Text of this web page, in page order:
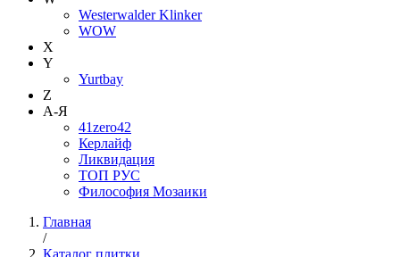
Westerwalder Klinker
WOW
X
Y
Yurtbay
Z
А-Я
41zero42
Керлайф
Ликвидация
ТОП РУС
Философия Мозаики
Главная
/
Каталог плитки